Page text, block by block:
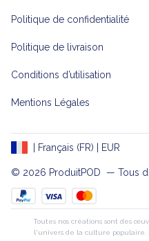
Politique de confidentialité
Politique de livraison
Conditions d’utilisation
Mentions Légales
| Français (FR) | EUR
© 2026 ProduitPOD — Tous
Toutes nos créations sont des
l'univers de la culture populaire.